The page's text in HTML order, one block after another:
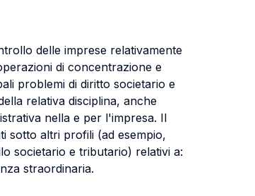
delle imprese relativamente
di concentrazione e
problemi di diritto societario e
relativa disciplina, anche
nella e per l'impresa. Il
sotto altri profili (ad esempio,
societario e tributario) relativi a:
straordinaria.